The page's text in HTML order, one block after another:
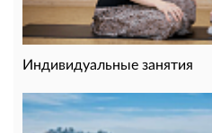
Индивидуальные занятия